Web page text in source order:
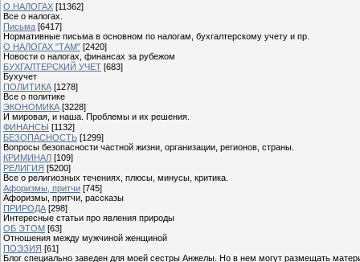
О НАЛОГАХ [11362]
Все о налогах.
Письма [6417]
Нормативные письма в основном по налогам, бухгалтерскому учету и пр.
О НАЛОГАХ "ТАМ" [2420]
Новости о налогах, финансах за рубежом
БУХГАЛТЕРСКИЙ УЧЕТ [683]
Бухучет
ПОЛИТИКА [1278]
Все о политике
ЭКОНОМИКА [3228]
И мировая, и наша. Проблемы и их решения.
ФИНАНСЫ [1132]
БЕЗОПАСНОСТЬ [1299]
Вопросы безопасности частной жизни, организации, регионов, страны.
КРИМИНАЛ [109]
РЕЛИГИЯ [5200]
Все о религиозных течениях, плюсы, минусы, критика.
Афоризмы, притчи [745]
Афоризмы, притчи, рассказы
ПРИРОДА [298]
Интересные статьи про явления природы
ОБ ЭТОМ [63]
Отношения между мужчиной женщиной
ПОЭЗИЯ [61]
Блог специально заведен для моей сестры Анжелы. Но в нем могут размещать